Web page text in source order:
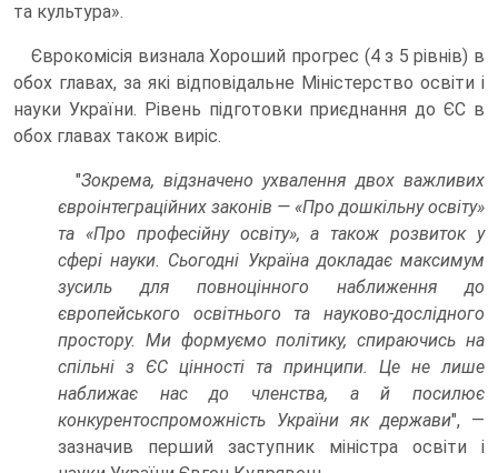
та культура».
Єврокомісія визнала Хороший прогрес (4 з 5 рівнів) в
обох главах, за які відповідальне Міністерство освіти і
науки України. Рівень підготовки приєднання до ЄС в
обох главах також виріс.
"Зокрема, відзначено ухвалення двох важливих
євроінтеграційних законів — «Про дошкільну освіту»
та «Про професійну освіту», а також розвиток у
сфері науки. Сьогодні Україна докладає максимум
зусиль для повноцінного наближення до
європейського освітнього та науково-дослідного
простору. Ми формуємо політику, спираючись на
спільні з ЄС цінності та принципи. Це не лише
наближає нас до членства, а й посилює
конкурентоспроможність України як держави", —
зазначив перший заступник міністра освіти і